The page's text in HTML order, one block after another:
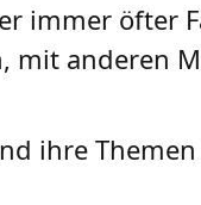
immer öfter
mit anderen
ihre